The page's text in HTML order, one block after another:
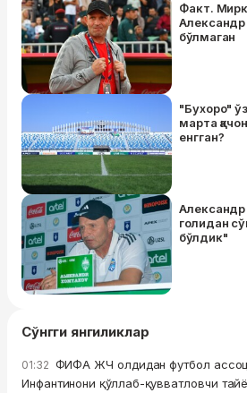
Факт.
бўлмаган
"Бухоро"
марта
енгган?
Александр
голидан
бўлдик"
Сўнгги янгиликлар
01:32 ФИФА ЖЧ олдидан футбол
Инфантинони қўллаб-қувватловчи